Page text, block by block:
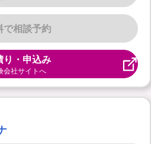
で相談予約
り・申込み
会社サイトへ